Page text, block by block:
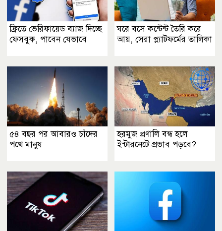
ফ্রিতে ভেরিফায়েড ব্যাজ দিচ্ছে
ফেসবুক, পাবেন যেভাবে
ঘরে বসে কন্টেন্ট তৈরি করে
আয়, সেরা প্ল্যাটফর্মের তালিকা
৫৪ বছর পর আবারও চাঁদের
পথে মানুষ
হরমুজ প্রণালি বন্ধ হলে
ইন্টারনেটে প্রভাব পড়বে?